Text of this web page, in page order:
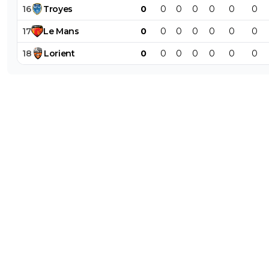
16 Troyes 0 0 0 0 0 0 0
17 Le Mans 0 0 0 0 0 0 0
18 Lorient 0 0 0 0 0 0 0